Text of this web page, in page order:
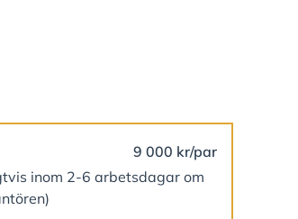
9 000 kr/par
inom 2-6 arbetsdagar om